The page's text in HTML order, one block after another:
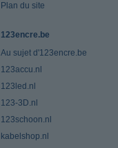
Plan du site
123encre.be
Au sujet d'123encre.be
123accu.nl
123led.nl
123-3D.nl
123schoon.nl
kabelshop.nl